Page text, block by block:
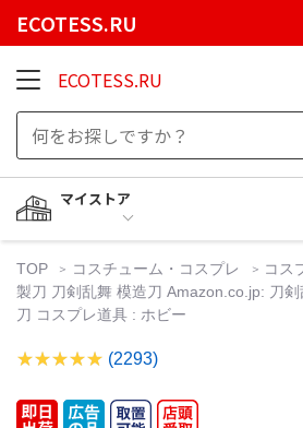
ECOTESS.RU
ECOTESS.RU
マイストア
TOP コスチューム・コスプレ コス
製刀 刀剣乱舞 模造刀 Amazon.co.jp: 刀
刀 コスプレ道具 : ホビー
(2293)